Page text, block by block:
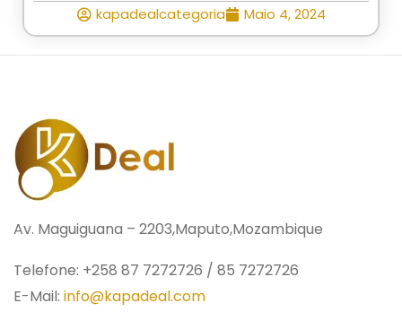
kapadealcategoria Maio 4, 2024
Av. Maguiguana – 2203,Maputo,Mozambique
Telefone: +258 87 7272726 / 85 7272726
E-Mail: info@kapadeal.com